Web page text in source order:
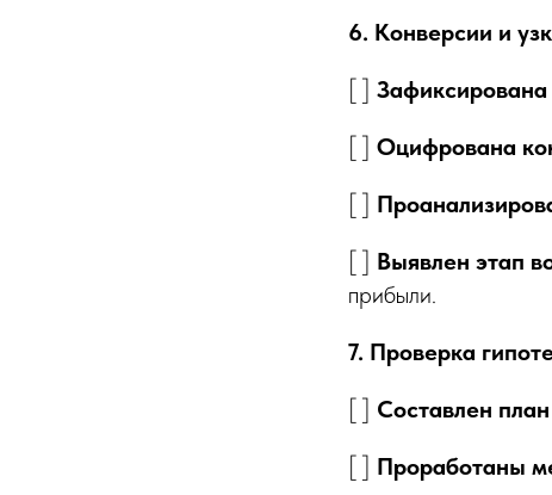
6. Конверсии и
[ ] Зафиксирована
[ ] Оцифрована
[ ]
[ ] Выявлен этап
прибыли.
7. Проверка
[ ] Составлен
[ ] Проработаны